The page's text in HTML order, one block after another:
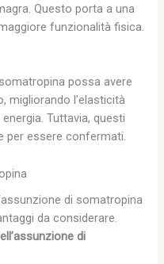
Questo porta a una
funzionalità fisica.
possa avere
migliorando l’elasticità
Tuttavia, questi
per essere confermati.
di somatropina
da considerare.
di